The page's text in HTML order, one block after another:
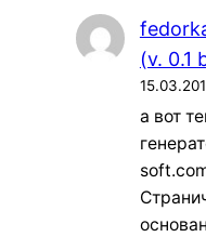
(v. 0.1
а вот